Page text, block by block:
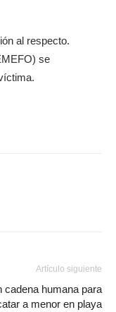
al respecto.
se
Artículo siguiente
cadena humana para
a menor en playa